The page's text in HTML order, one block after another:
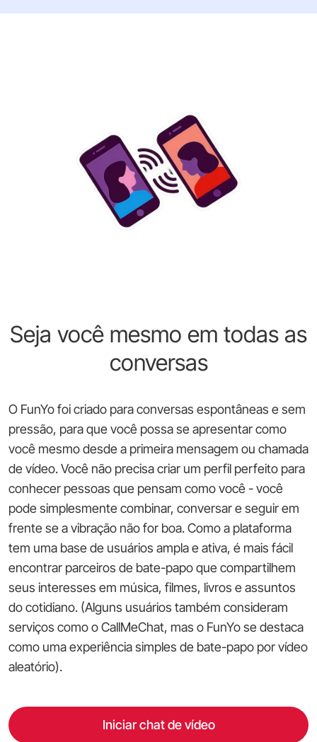
Seja você mesmo em todas as
conversas
O FunYo foi criado para conversas espontâneas e sem
pressão, para que você possa se apresentar como
você mesmo desde a primeira mensagem ou chamada
de vídeo. Você não precisa criar um perfil perfeito para
conhecer pessoas que pensam como você - você
pode simplesmente combinar, conversar e seguir em
frente se a vibração não for boa. Como a plataforma
tem uma base de usuários ampla e ativa, é mais fácil
encontrar parceiros de bate-papo que compartilhem
seus interesses em música, filmes, livros e assuntos
do cotidiano. (Alguns usuários também consideram
serviços como o CallMeChat, mas o FunYo se destaca
como uma experiência simples de bate-papo por vídeo
aleatório).
Iniciar chat de vídeo